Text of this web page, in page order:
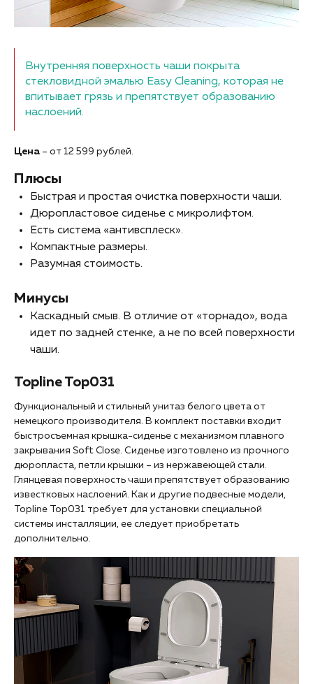
Внутренняя поверхность чаши покрыта
стекловидной эмалью Easy Cleaning, которая не
впитывает грязь и препятствует образованию
наслоений.
Цена – от 12 599 рублей.
Плюсы
Быстрая и простая очистка поверхности чаши.
Дюропластовое сиденье с микролифтом.
Есть система «антивсплеск».
Компактные размеры.
Разумная стоимость.
Минусы
Каскадный смыв. В отличие от «торнадо», вода
идет по задней стенке, а не по всей поверхности
чаши.
Topline Top031
Функциональный и стильный унитаз белого цвета от
немецкого производителя. В комплект поставки входит
быстросъемная крышка-сиденье с механизмом плавного
закрывания Soft Close. Сиденье изготовлено из прочного
дюропласта, петли крышки – из нержавеющей стали.
Глянцевая поверхность чаши препятствует образованию
известковых наслоений. Как и другие подвесные модели,
Topline Top031 требует для установки специальной
системы инсталляции, ее следует приобретать
дополнительно.